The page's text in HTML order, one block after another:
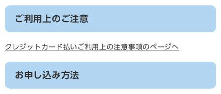
ご利用上のご注意
クレジットカード払いご利用上の注意事項のページへ
お申し込み方法